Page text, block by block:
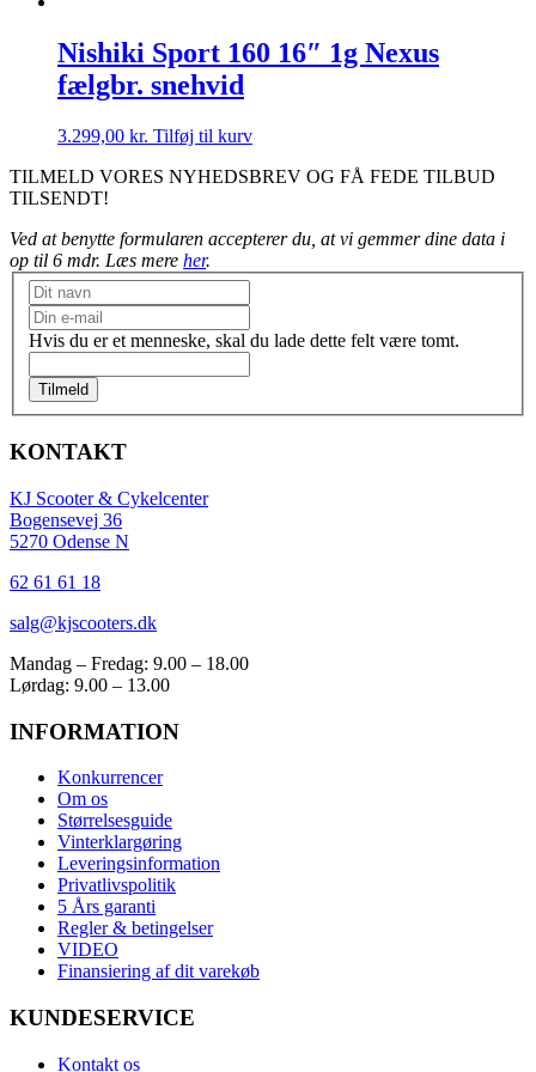
Nishiki Sport 160 16″ 1g Nexus
fælgbr. snehvid
3.299,00 kr. Tilføj til kurv
TILMELD VORES NYHEDSBREV OG FÅ FEDE TILBUD
TILSENDT!
Ved at benytte formularen accepterer du, at vi gemmer dine data i
op til 6 mdr. Læs mere her.
Nyhedsbrev
Hvis du er et menneske, skal du lade dette felt være tomt.
Tilmeld
KONTAKT
KJ Scooter & Cykelcenter
Bogensevej 36
5270 Odense N
62 61 61 18
salg@kjscooters.dk
Mandag – Fredag: 9.00 – 18.00
Lørdag: 9.00 – 13.00
INFORMATION
Konkurrencer
Om os
Størrelsesguide
Vinterklargøring
Leveringsinformation
Privatlivspolitik
5 Års garanti
Regler & betingelser
VIDEO
Finansiering af dit varekøb
KUNDESERVICE
Kontakt os